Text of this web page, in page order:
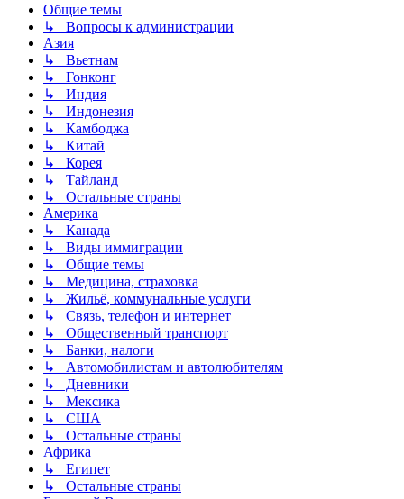
Общие темы
↳ Вопросы к администрации
Азия
↳ Вьетнам
↳ Гонконг
↳ Индия
↳ Индонезия
↳ Камбоджа
↳ Китай
↳ Корея
↳ Тайланд
↳ Остальные страны
Америка
↳ Канада
↳ Виды иммиграции
↳ Общие темы
↳ Медицина, страховка
↳ Жильё, коммунальные услуги
↳ Связь, телефон и интернет
↳ Общественный транспорт
↳ Банки, налоги
↳ Автомобилистам и автолюбителям
↳ Дневники
↳ Мексика
↳ США
↳ Остальные страны
Африка
↳ Египет
↳ Остальные страны